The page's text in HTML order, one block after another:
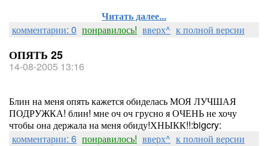
Читать далее...
комментарии: 0 понравилось! вверх^ к полной версии
ОПЯТЬ 25
14-08-2005 13:16
Блин на меня опять кажется обиделась МОЯ ЛУЧШАЯ
ПОДРУЖКА! блин! мне оч оч грусно я ОЧЕНЬ не хочу
чтобы она держала на меня обиду!ХНЫКК!!:bigcry:
комментарии: 6 понравилось! вверх^ к полной версии